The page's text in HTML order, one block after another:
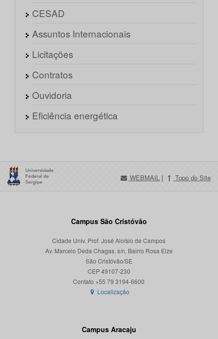
CESAD
Assuntos Internacionais
Licitações
Contratos
Ouvidoria
Eficiência energética
WEBMAIL | Topo do Site
Campus São Cristóvão
Cidade Univ. Prof. José Aloísio de Campos
Av. Marcelo Deda Chagas, s/n, Bairro Rosa Elze
São Cristóvão/SE
CEP 49107-230
Localização
Campus Aracaju